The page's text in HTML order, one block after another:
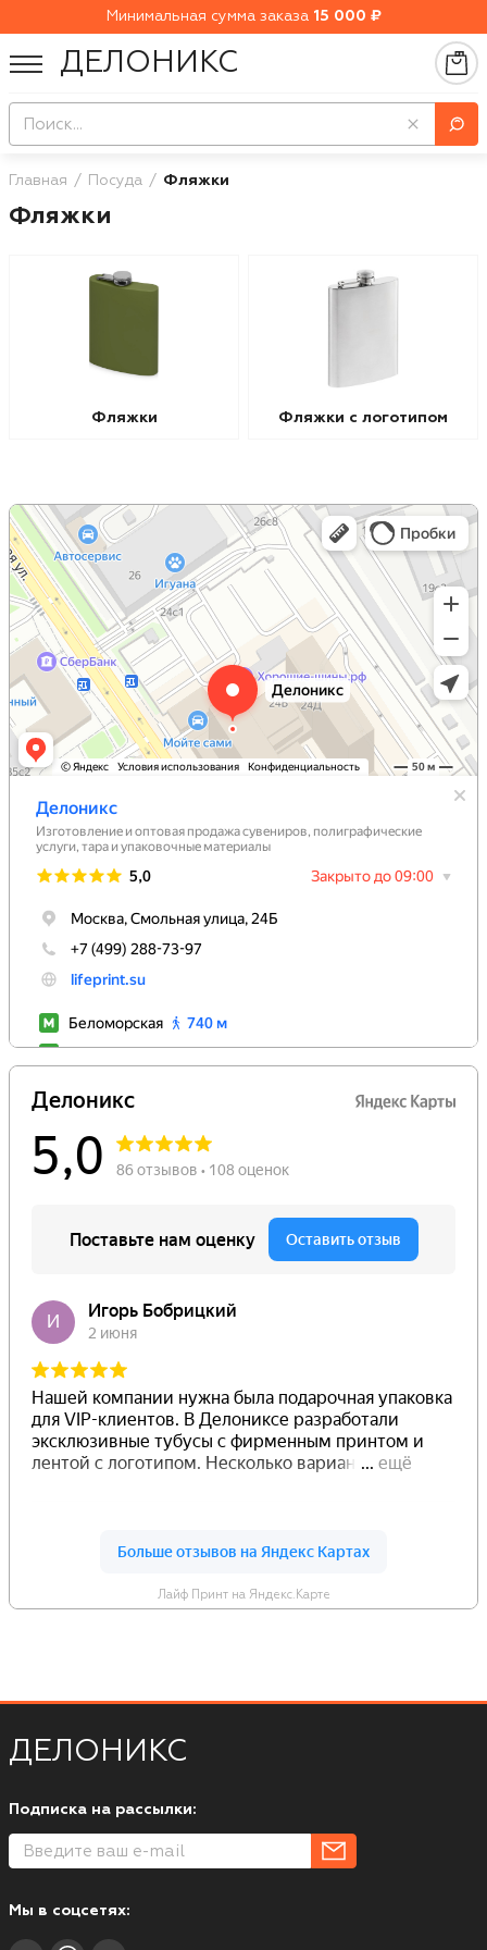
Минимальная сумма заказа 15 000 ₽
ДЕЛОНИКС
Главная Посуда Фляжки
Фляжки
Фляжки Фляжки с логотипом
Лайф Принт на Яндекс.Карте
ДЕЛОНИКС
Подписка на рассылки:
Мы в соцсетях: